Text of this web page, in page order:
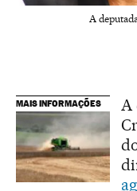
A
MAIS INFORMAÇÕES
A